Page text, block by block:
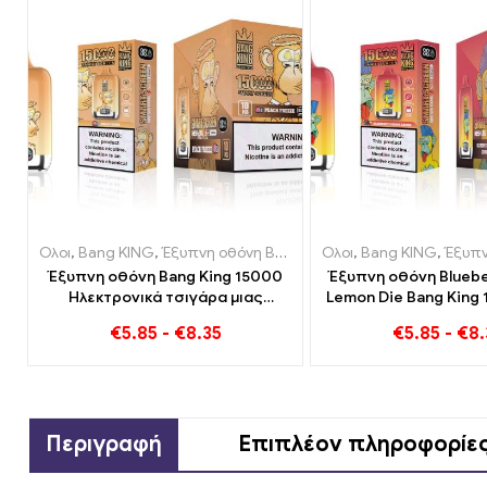
Ολοι, Bang KING,Έξυπνη οθόνη Bang King 15000 Φούσκα ,
Έξυπνη οθόνη Bang King 15000
Ηλεκτρονικά τσιγάρα μιας
€5.85 - €8.35
Ολοι, Bang KING,Έξυπνη
Έξυπνη οθόνη
Lemon Die Bang King
καινοτόμου
€5.85 - €
Περιγραφή Επιπλέον